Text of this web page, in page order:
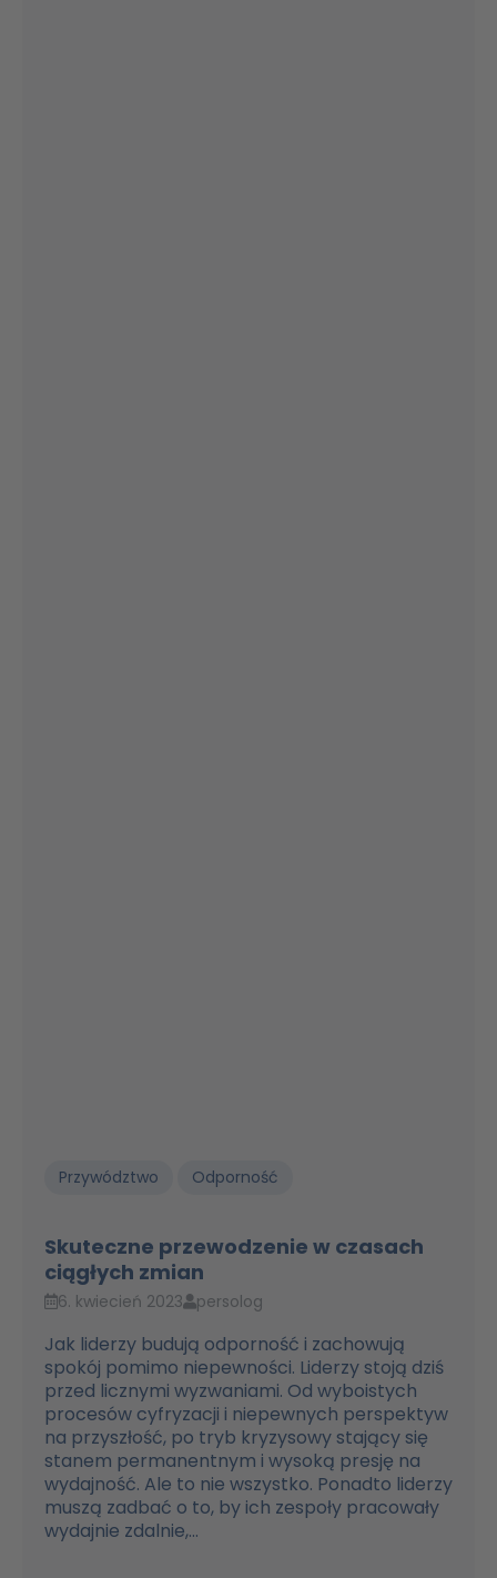
Przywództwo Odporność
Skuteczne przewodzenie w czasach
ciągłych zmian
6. kwiecień 2023 persolog
Jak liderzy budują odporność i zachowują
spokój pomimo niepewności. Liderzy stoją dziś
przed licznymi wyzwaniami. Od wyboistych
procesów cyfryzacji i niepewnych perspektyw
na przyszłość, po tryb kryzysowy stający się
stanem permanentnym i wysoką presję na
wydajność. Ale to nie wszystko. Ponadto liderzy
muszą zadbać o to, by ich zespoły pracowały
wydajnie zdalnie,...